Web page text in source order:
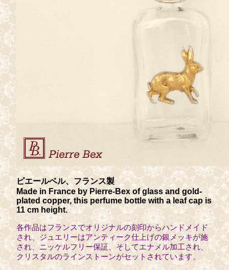
ピエールベル、フランス製
Made in France by Pierre-Bex of glass and gold-
plated copper, this perfume bottle with a leaf cap is
11 cm height.
各作品はフランスでオリジナルの刻印からハンドメイド
され、ジュエリーはアンティーク仕上げの銀メッキが施
され、ニッケルフリー保証、そしてエナメル加工され、
クリスタルのラインストーンがセットされています。